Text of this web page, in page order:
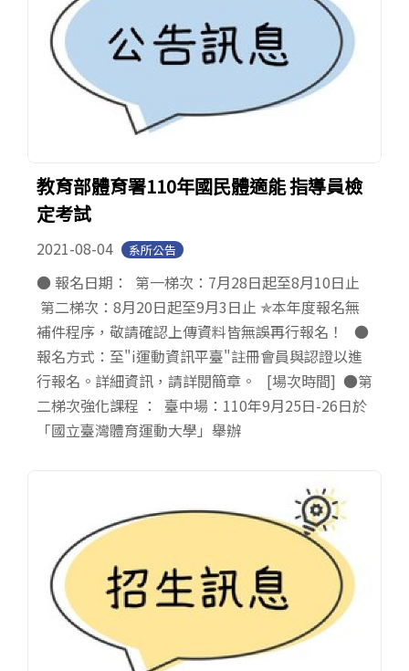
教育部體育署110年國民體適能 指導員檢
定考試
2021-08-04 系所公告
● 報名日期： 第一梯次：7月28日起至8月10日止
第二梯次：8月20日起至9月3日止 ✯本年度報名無
補件程序，敬請確認上傳資料皆無誤再行報名！ ●
報名方式：至"i運動資訊平臺"註冊會員與認證以進
行報名。詳細資訊，請詳閱簡章。 [場次時間] ●第
二梯次強化課程 ： 臺中場：110年9月25日-26日於
「國立臺灣體育運動大學」舉辦